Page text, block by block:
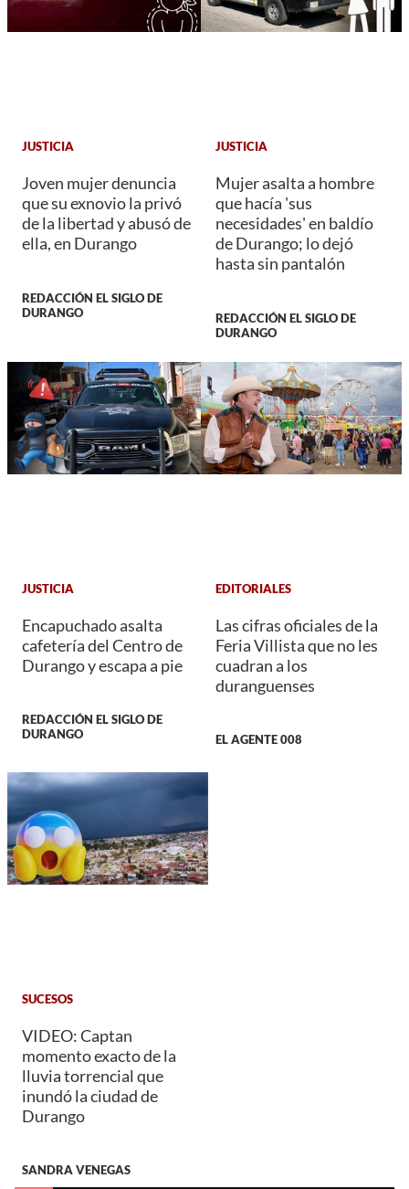
JUSTICIA
Joven mujer denuncia
que su exnovio la privó
de la libertad y abusó de
ella, en Durango
REDACCIÓN EL SIGLO DE
DURANGO
JUSTICIA
Mujer asalta a hombre
que hacía 'sus
necesidades' en baldío
de Durango; lo dejó
hasta sin pantalón
REDACCIÓN EL SIGLO DE
DURANGO
JUSTICIA
Encapuchado asalta
cafetería del Centro de
Durango y escapa a pie
REDACCIÓN EL SIGLO DE
DURANGO
EDITORIALES
Las cifras oficiales de la
Feria Villista que no les
cuadran a los
duranguenses
EL AGENTE 008
SUCESOS
VIDEO: Captan
momento exacto de la
lluvia torrencial que
inundó la ciudad de
Durango
SANDRA VENEGAS